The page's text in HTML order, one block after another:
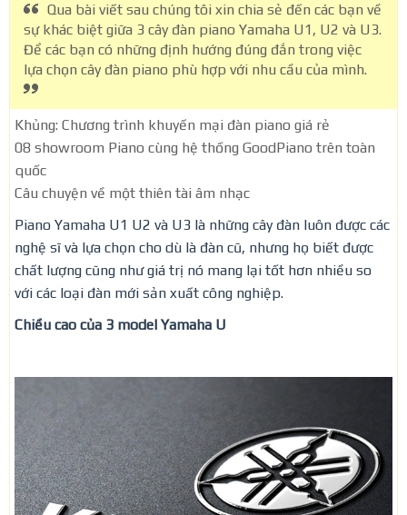
Qua bài viết sau chúng tôi xin chia sẻ đến các bạn về
sự khác biệt giữa 3 cây đàn piano Yamaha U1, U2 và U3.
Để các bạn có những định hướng đúng đắn trong việc
lựa chọn cây đàn piano phù hợp với nhu cầu của mình.
Khủng: Chương trình khuyến mại đàn piano giá rẻ
08 showroom Piano cùng hệ thống GoodPiano trên toàn
quốc
Câu chuyện về một thiên tài âm nhạc
Piano Yamaha U1 U2 và U3 là những cây đàn luôn được các
nghệ sĩ và lựa chọn cho dù là đàn cũ, nhưng họ biết được
chất lượng cũng như giá trị nó mang lại tốt hơn nhiều so
với các loại đàn mới sản xuất công nghiệp.
Chiều cao của 3 model Yamaha U